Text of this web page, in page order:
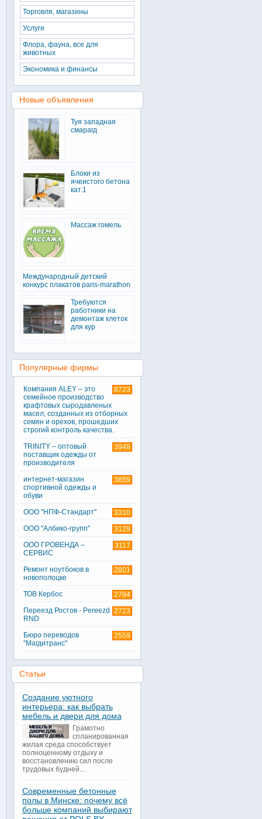
Торговля, магазины
Услуги
Флора, фауна, все для
животных
Экономика и финансы
Новые объявления
Туя западная
смарагд
Блоки из
ячеистого бетона
кат.1
Массаж гомель
Международный детский
конкурс плакатов paris-marathon
Требуются
работники на
демонтаж клеток
для кур
Популярные фирмы
8723
Компания ALEY – это
семейное производство
крафтовых сыродавленых
масел, созданных из отборных
семян и орехов, прошедших
строгий контроль качества.
3948
TRINITY – оптовый
поставщик одежды от
производителя
3859
интернет-магазин
спортивной одежды и
обуви
3310
ООО "НПФ-Стандарт"
3129
ООО "Албико-групп"
3117
ООО ГРОВЕНДА –
СЕРВИС
2801
Ремонт ноутбоков в
новополоцке
2794
ТОВ Кербос
2723
Переезд Ростов - Pereezd
RND
2559
Бюро переводов
"Магдитранс"
Статьи
Создание уютного
интерьера: как выбрать
мебель и двери для дома
Грамотно
спланированная
жилая среда способствует
полноценному отдыху и
восстановлению сил после
трудовых будней...
Современные бетонные
полы в Минске: почему всё
больше компаний выбирают